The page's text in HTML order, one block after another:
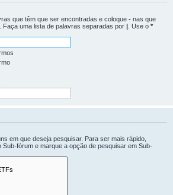
que têm que ser encontradas e coloque - nas que
Faça uma lista de palavras separadas por | . Use o *
em que deseja pesquisar. Para ser mais rápido,
Sub-fórum e marque a opção de pesquisar em Sub-